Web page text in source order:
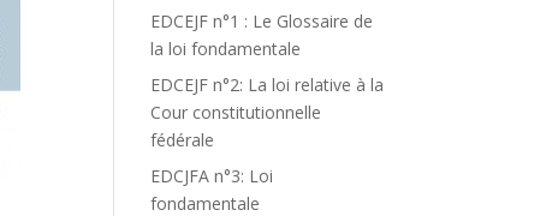
EDCEJF n°1 : Le Glossaire de
la loi fondamentale
EDCEJF n°2: La loi relative à la
Cour constitutionnelle
fédérale
EDCJFA n°3: Loi
fondamentale